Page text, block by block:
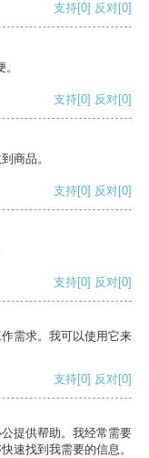
支持[0] 反对[0]
支持[0] 反对[0]
商品。
支持[0] 反对[0]
支持[0] 反对[0]
需求。我可以使用它来
支持[0] 反对[0]
提供帮助。我经常需要
速找到我需要的信息。